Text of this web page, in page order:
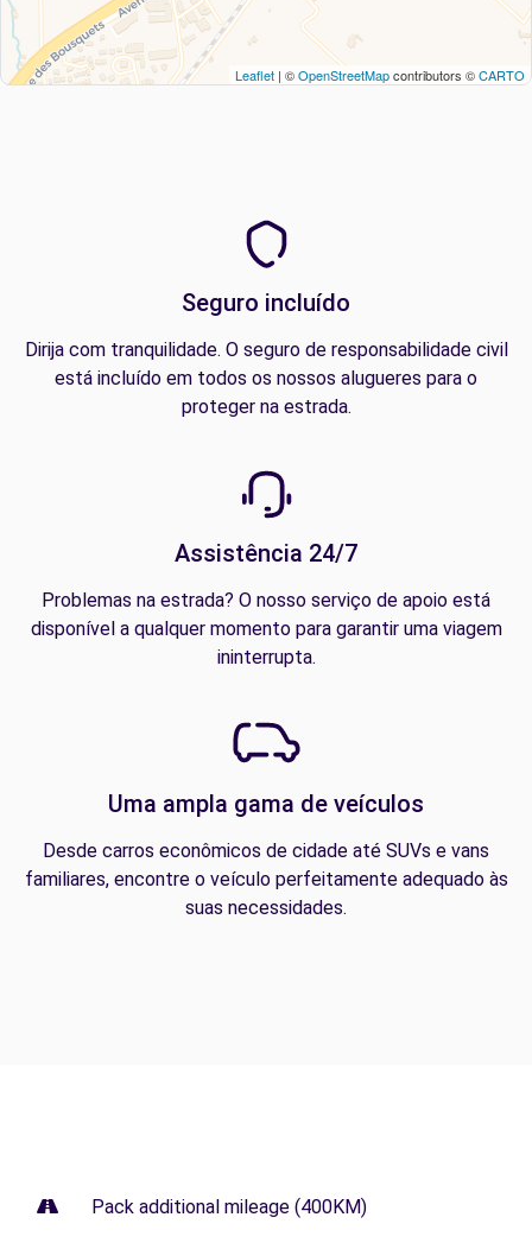
Leaflet | ©OpenStreetMapcontributors ©CARTO
Seguro incluído
Dirija com tranquilidade. O seguro de responsabilidade civil
está incluído em todos os nossos alugueres para o
proteger na estrada.
Assistência 24/7
Problemas na estrada? O nosso serviço de apoio está
disponível a qualquer momento para garantir uma viagem
ininterrupta.
Uma ampla gama de veículos
Desde carros econômicos de cidade até SUVs e vans
familiares, encontre o veículo perfeitamente adequado às
suas necessidades.
Pack additional mileage (400KM)